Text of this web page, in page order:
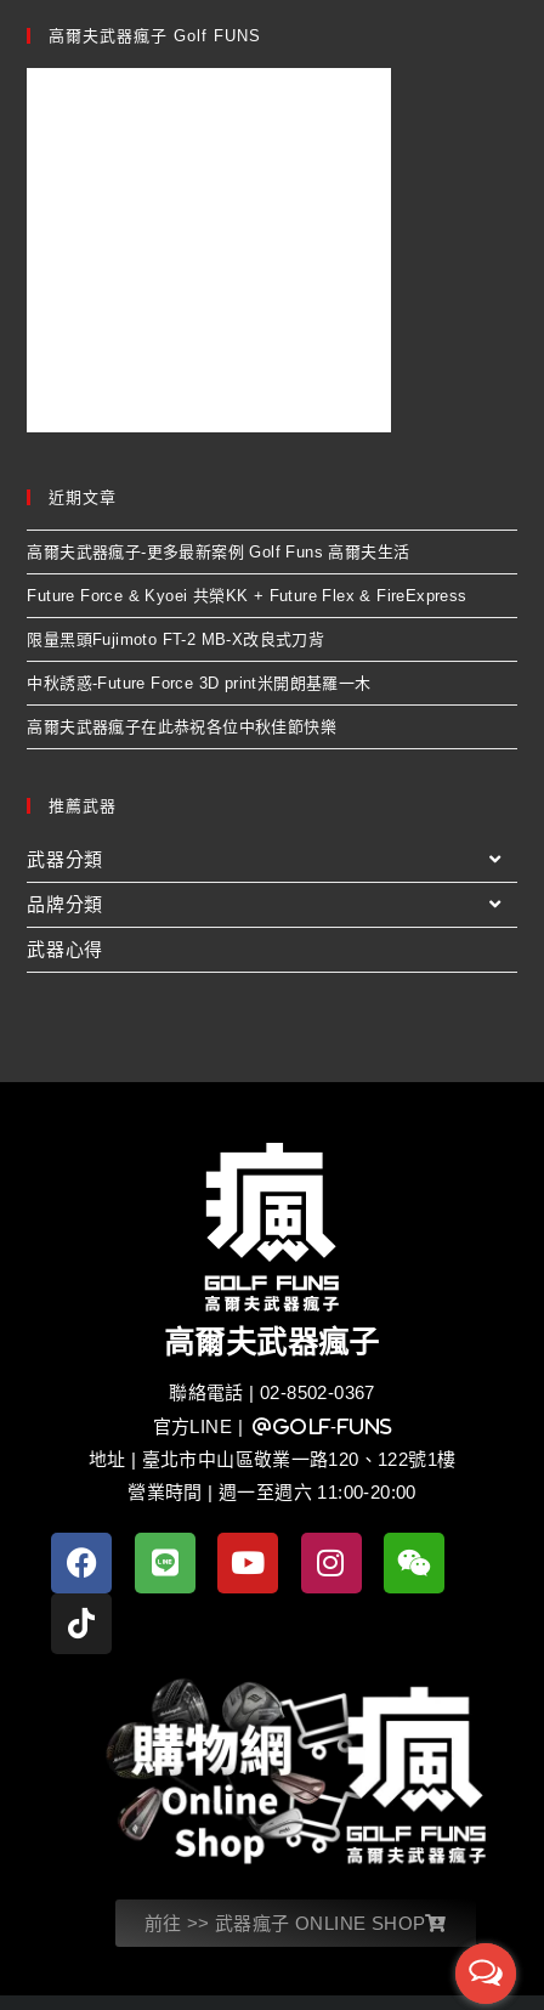
高爾夫武器瘋子 Golf FUNS
近期文章
高爾夫武器瘋子-更多最新案例 Golf Funs 高爾夫生活
Future Force & Kyoei 共榮KK + Future Flex & FireExpress
限量黑頭Fujimoto FT-2 MB-X改良式刀背
中秋誘惑-Future Force 3D print米開朗基羅一木
高爾夫武器瘋子在此恭祝各位中秋佳節快樂
推薦武器
武器分類
品牌分類
武器心得
高爾夫武器瘋子
聯絡電話 | 02-8502-0367
官方LINE | @golf-funs
地址 | 臺北市中山區敬業一路120、122號1樓
營業時間 | 週一至週六 11:00-20:00
前往 >> 武器瘋子 ONLINE SHOP